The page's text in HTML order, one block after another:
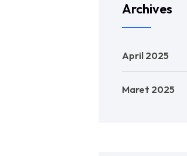
Archives
April 2025
Maret 2025